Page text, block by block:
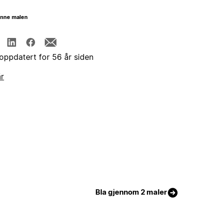
malen
for 56 år siden
Bla gjennom 2 maler